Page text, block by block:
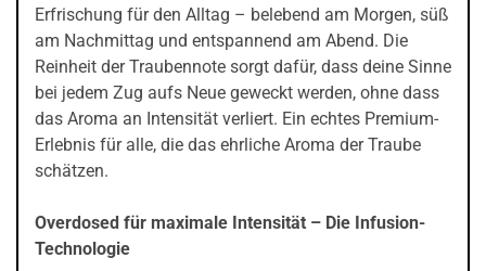
Erfrischung für den Alltag – belebend am Morgen, süß
am Nachmittag und entspannend am Abend. Die
Reinheit der Traubennote sorgt dafür, dass deine Sinne
bei jedem Zug aufs Neue geweckt werden, ohne dass
das Aroma an Intensität verliert. Ein echtes Premium-
Erlebnis für alle, die das ehrliche Aroma der Traube
schätzen.
Overdosed für maximale Intensität – Die Infusion-
Technologie